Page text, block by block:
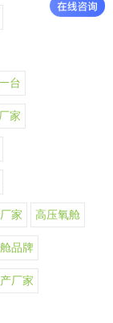
台
家
家 高压氧舱
品牌
厂家